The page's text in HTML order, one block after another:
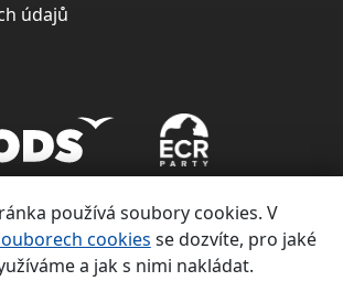
údajů
používá soubory cookies. V
cookies se dozvíte, pro jaké
a jak s nimi nakládat.